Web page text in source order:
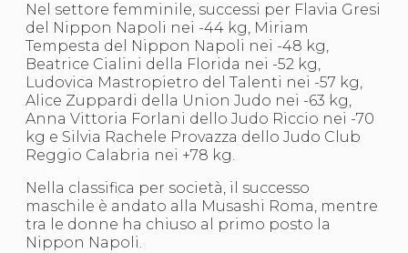
Corso dirigenti sportivi
Corso Direttore di Gara
Abilitazioni
Sportello Fiscale
News
Modulistica
FAQ
Quesiti fiscali
Sostenibilità
Documenti
Nel settore femminile, successi per Flavia Gresi
del Nippon Napoli nei -44 kg, Miriam
Tempesta del Nippon Napoli nei -48 kg,
Beatrice Cialini della Florida nei -52 kg,
Ludovica Mastropietro del Talenti nei -57 kg,
Alice Zuppardi della Union Judo nei -63 kg,
Anna Vittoria Forlani dello Judo Riccio nei -70
kg e Silvia Rachele Provazza dello Judo Club
Reggio Calabria nei +78 kg.
Nella classifica per società, il successo
maschile è andato alla Musashi Roma, mentre
tra le donne ha chiuso al primo posto la
Nippon Napoli.